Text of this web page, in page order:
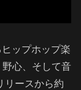
ップホップ楽
心、そして音
リースから約